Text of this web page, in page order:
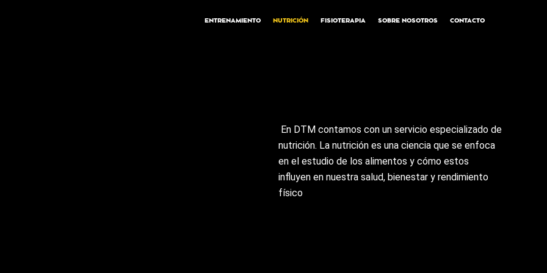
ENTRENAMIENTO NUTRICIÓN FISIOTERAPIA SOBRE NOSOTROS CONTACTO
En DTM contamos con un servicio especializado de
nutrición. La nutrición es una ciencia que se enfoca
en el estudio de los alimentos y cómo estos
influyen en nuestra salud, bienestar y rendimiento
físico